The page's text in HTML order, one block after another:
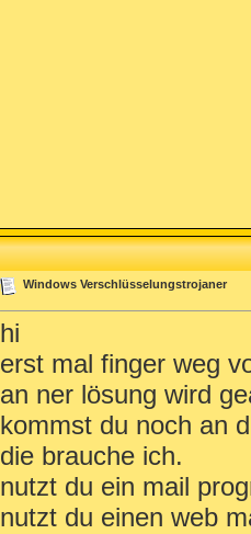
Windows Verschlüsselungstrojaner
hi
erst mal finger weg
an ner lösung wird
kommst du noch an
die brauche ich.
nutzt du ein mail
nutzt du einen web